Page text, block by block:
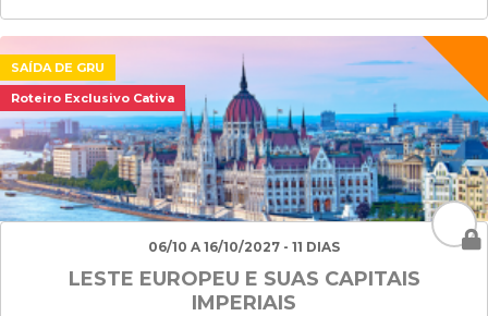
SAÍDA DE GRU
Roteiro Exclusivo Cativa
06/10 A 16/10/2027 - 11 DIAS
LESTE EUROPEU E SUAS CAPITAIS
IMPERIAIS